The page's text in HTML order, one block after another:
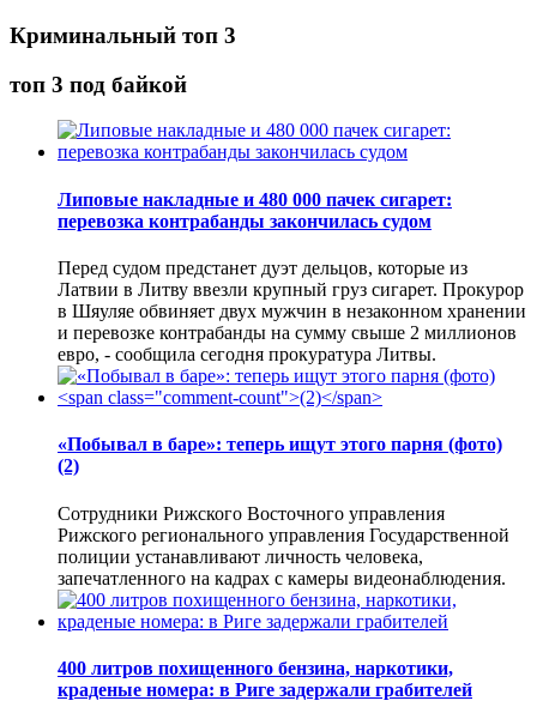
Криминальный топ 3
топ 3 под байкой
Липовые накладные и 480 000 пачек сигарет:
перевозка контрабанды закончилась судом
Перед судом предстанет дуэт дельцов, которые из
Латвии в Литву ввезли крупный груз сигарет. Прокурор
в Шяуляе обвиняет двух мужчин в незаконном хранении
и перевозке контрабанды на сумму свыше 2 миллионов
евро, - сообщила сегодня прокуратура Литвы.
«Побывал в баре»: теперь ищут этого парня (фото)
(2)
Сотрудники Рижского Восточного управления
Рижского регионального управления Государственной
полиции устанавливают личность человека,
запечатленного на кадрах с камеры видеонаблюдения.
400 литров похищенного бензина, наркотики,
краденые номера: в Риге задержали грабителей